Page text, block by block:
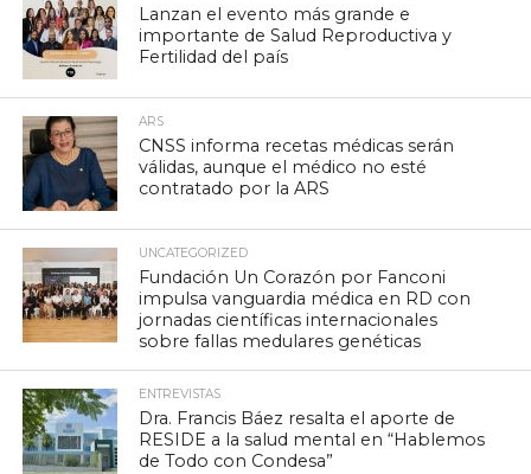
Lanzan el evento más grande e
importante de Salud Reproductiva y
Fertilidad del país
ARS
CNSS informa recetas médicas serán
válidas, aunque el médico no esté
contratado por la ARS
UNCATEGORIZED
Fundación Un Corazón por Fanconi
impulsa vanguardia médica en RD con
jornadas científicas internacionales
sobre fallas medulares genéticas
ENTREVISTAS
Dra. Francis Báez resalta el aporte de
RESIDE a la salud mental en “Hablemos
de Todo con Condesa”